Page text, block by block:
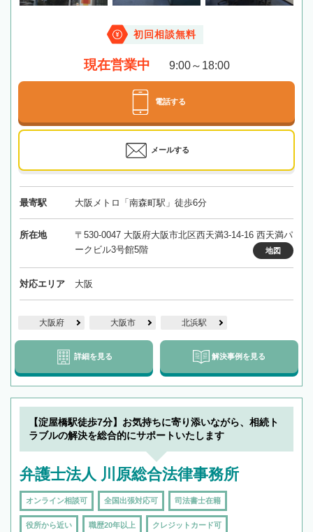
初回相談無料
現在営業中 9:00～18:00
電話する
メールする
最寄駅 大阪メトロ「南森町駅」徒歩6分
所在地
〒530-0047 大阪府大阪市北区西天満3-14-16 西天満パ
ークビル3号館5階
地図
対応エリア 大阪
大阪府 大阪市 北浜駅
詳細を見る 解決事例を見る
【淀屋橋駅徒歩7分】お気持ちに寄り添いながら、相続ト
ラブルの解決を総合的にサポートいたします
弁護士法人 川原総合法律事務所
オンライン相談可 全国出張対応可 司法書士在籍
役所から近い 職歴20年以上 クレジットカード可